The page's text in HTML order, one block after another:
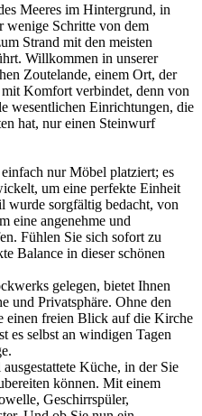
Meeres im Hintergrund, in
wenige Schritte von dem
Strand mit den meisten
Willkommen in unserer
Zoutelande, einem Ort, der
Komfort verbindet, denn von
wesentlichen Einrichtungen, die
hat, nur einen Steinwurf
nur Möbel platziert; es
um eine perfekte Einheit
wurde sorgfältig bedacht, von
eine angenehme und
Fühlen Sie sich sofort zu
Balance in dieser schönen
gelegen, bietet Ihnen
und Privatsphäre. Ohne den
einen freien Blick auf die Kirche
es selbst an windigen Tagen
Küche, in der Sie
können. Mit einem
Geschirrspüler,